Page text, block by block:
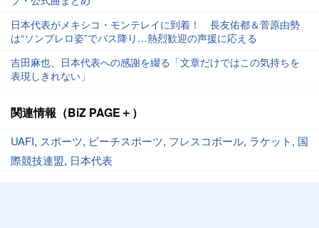
日本代表がメキシコ・モンテレイに到着！ 長友佑都＆菅原由勢
は“ソンブレロ姿”でバス降り…熱烈歓迎の声援に応える
吉田麻也、日本代表への感謝を綴る「文章だけではこの気持ちを
表現しきれない」
関連情報（BiZ PAGE＋）
UAFI, スポーツ, ビーチスポーツ, フレスコボール, ラケット, 国
際競技連盟, 日本代表